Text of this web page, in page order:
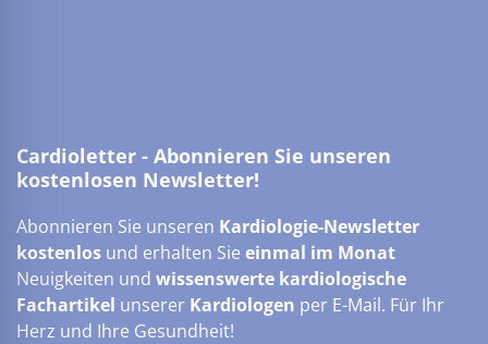
Cardioletter - Abonnieren Sie unseren
kostenlosen Newsletter!
Abonnieren Sie unseren Kardiologie-Newsletter
kostenlos und erhalten Sie einmal im Monat
Neuigkeiten und wissenswerte kardiologische
Fachartikel unserer Kardiologen per E-Mail. Für Ihr
Herz und Ihre Gesundheit!